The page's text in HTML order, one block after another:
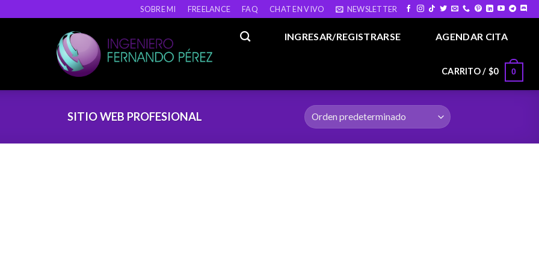
SOBRE MI FREELANCE FAQ CHAT EN VIVO NEWSLETTER
INGRESAR/REGISTRARSE AGENDAR CITA
CARRITO / $0 0
SITIO WEB PROFESIONAL